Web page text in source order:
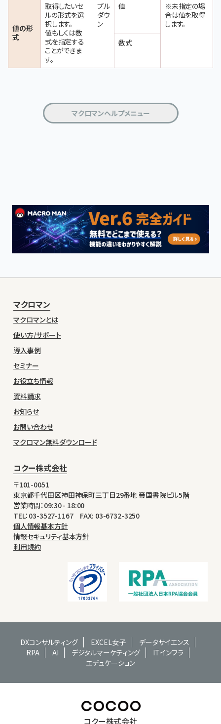
値の形
式
取得したいセ
ルの形式を選
択します。
値もしくは数
式を指定する
ことができま
す。
プル
ダウ
ン
値
※未指定の場
合は値を取得
します。
数式
マクロマンヘルプメニュー
マクロマン
マクロマンとは
使い方/サポート
導入事例
セミナー
お役立ち情報
資料請求
お知らせ
お問い合わせ
マクロマン無料ダウンロード
コクー株式会社
〒101-0051
東京都千代田区神田神保町三丁目29番地 帝国書院ビル5階
営業時間：09:30 - 18:00
TEL：03-3527-1167 FAX: 03-6732-3250
個人情報基本方針
情報セキュリティ基本方針
利用規約
DXコンサルティング EXCEL女子
データサイエンス
RPA
AI デジタルマーケティング
ITインフラ
エデュケーション
コクー株式会社